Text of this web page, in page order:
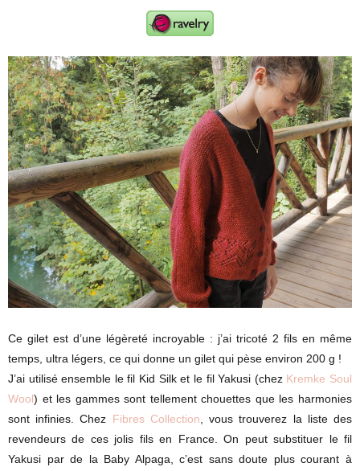
Ce gilet est d’une légèreté incroyable : j’ai tricoté 2 fils en même
temps, ultra légers, ce qui donne un gilet qui pèse environ 200 g !
J’ai utilisé ensemble le fil Kid Silk et le fil Yakusi (chez Kremke Soul
Wool) et les gammes sont tellement chouettes que les harmonies
sont infinies. Chez Fibres Collection , vous trouverez la liste des
revendeurs de ces jolis fils en France. On peut substituer le fil
Yakusi par de la Baby Alpaga, c’est sans doute plus courant à